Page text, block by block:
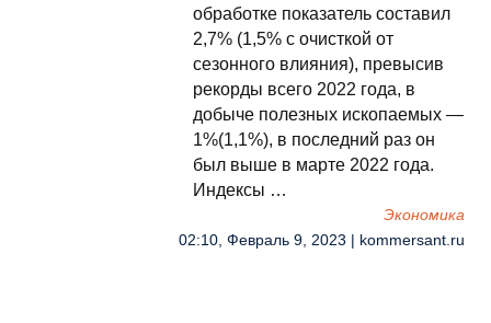
обработке показатель составил
2,7% (1,5% с очисткой от
сезонного влияния), превысив
рекорды всего 2022 года, в
добыче полезных ископаемых —
1%(1,1%), в последний раз он
был выше в марте 2022 года.
Индексы …
Экономика
02:10, Февраль 9, 2023 | kommersant.ru